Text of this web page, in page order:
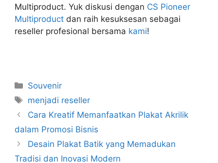
Multiproduct. Yuk diskusi dengan CS Pioneer
Multiproduct dan raih kesuksesan sebagai
reseller profesional bersama kami!
Kategori
Souvenir
Tag
menjadi reseller
Cara Kreatif Memanfaatkan Plakat Akrilik
dalam Promosi Bisnis
Desain Plakat Batik yang Memadukan
Tradisi dan Inovasi Modern